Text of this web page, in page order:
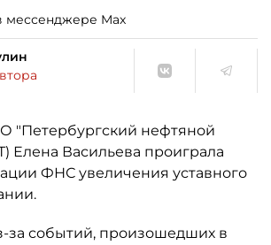
мессенджере Max
"Петербургский нефтяной
Елена Васильева проиграла
ФНС увеличения уставного
за событий, произошедших в